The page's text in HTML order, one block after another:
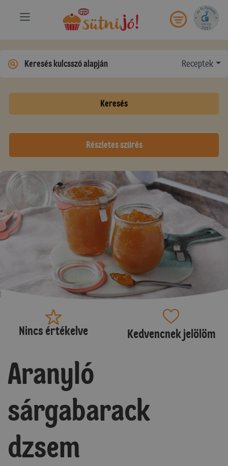
Receptek
Keresés
Részletes szűrés
Nincs értékelve Kedvencnek jelölöm
Aranyló
sárgabarack
dzsem